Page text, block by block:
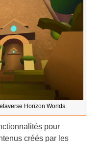
Horizon Worlds
pour
créés par les